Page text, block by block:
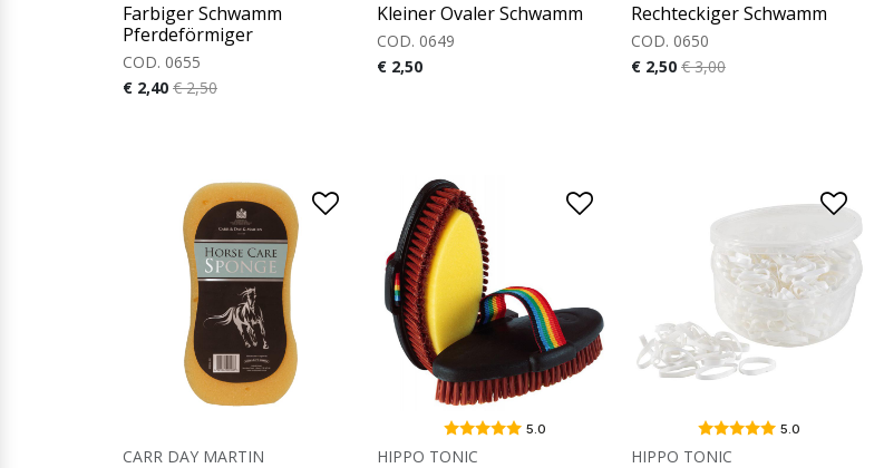
Farbiger Schwamm
Pferdeförmiger
COD. 0655
€ 2,40 € 2,50
Kleiner Ovaler Schwamm
COD. 0649
€ 2,50
Rechteckiger Schwamm
COD. 0650
€ 2,50 € 3,00
CARR DAY MARTIN
5.0
HIPPO TONIC
5.0
HIPPO TONIC